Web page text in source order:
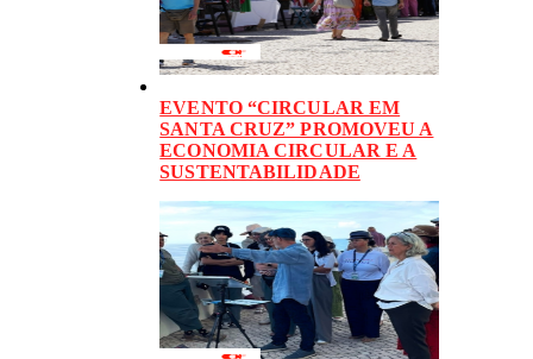
EVENTO “CIRCULAR EM
SANTA CRUZ” PROMOVEU A
ECONOMIA CIRCULAR E A
SUSTENTABILIDADE